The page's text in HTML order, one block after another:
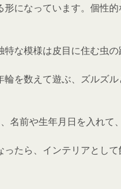
になっています。個性
な模様は皮目に住む虫
輪を数えて遊ぶ、ズルズ
名前や生年月日を入れて
たら、インテリアとし